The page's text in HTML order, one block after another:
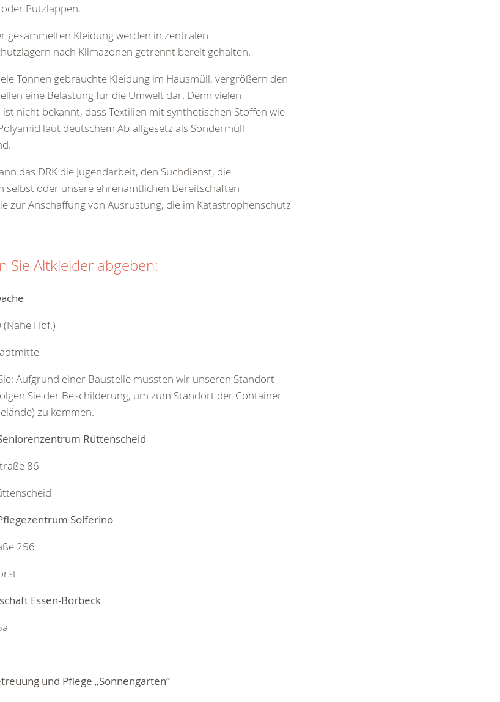
Putzlappen.
gesammelten Kleidung werden in zentralen
nach Klimazonen getrennt bereit gehalten.
Tonnen gebrauchte Kleidung im Hausmüll, vergrößern den
eine Belastung für die Umwelt dar. Denn vielen
nicht bekannt, dass Textilien mit synthetischen Stoffen wie
laut deutschem Abfallgesetz als Sondermüll
das DRK die Jugendarbeit, den Suchdienst, die
selbst oder unsere ehrenamtlichen Bereitschaften
zur Anschaffung von Ausrüstung, die im Katastrophenschutz
Sie Altkleider abgeben:
Hbf.)
Aufgrund einer Baustelle mussten wir unseren Standort
Sie der Beschilderung, um zum Standort der Container
zu kommen.
Rüttenscheid
86
Solferino
256
Essen-Borbeck
und Pflege „Sonnengarten“